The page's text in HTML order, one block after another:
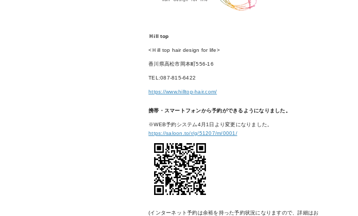
Ｈill top
<Ｈill top hair design for life>
香川県高松市岡本町556-16
TEL:087-815-6422
https://www.hilltop-hair.com/
携帯・スマートフォンから予約ができるようになりました。
※WEB予約システム4月1日より変更になりました。
https://saloon.to/r/g/51207/m/0001/
(インターネット予約は余裕を持った予約状況になりますので、詳細はお